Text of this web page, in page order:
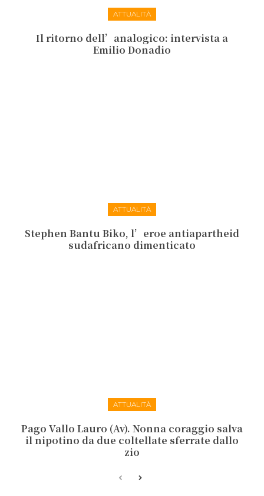
ATTUALITÀ
Il ritorno dell’analogico: intervista a
Emilio Donadio
ATTUALITÀ
Stephen Bantu Biko, l’eroe antiapartheid
sudafricano dimenticato
ATTUALITÀ
Pago Vallo Lauro (Av). Nonna coraggio salva
il nipotino da due coltellate sferrate dallo
zio